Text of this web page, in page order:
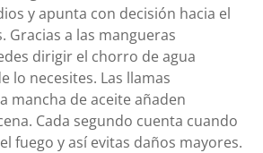
y apunta con decisión hacia el
Gracias a las mangueras
dirigir el chorro de agua
lo necesites. Las llamas
mancha de aceite añaden
Cada segundo cuenta cuando
fuego y así evitas daños mayores.